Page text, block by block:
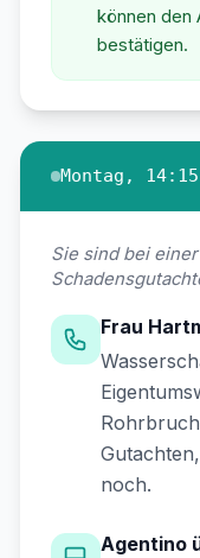
können den
bestätigen.
Montag,
Sie sind bei
Frau
noch.
Agentino